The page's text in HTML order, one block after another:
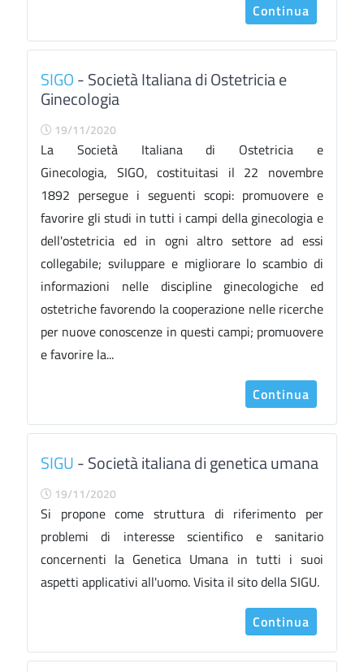
Continua
SIGO- Società Italiana di Ostetricia e
Ginecologia
19/11/2020
La Società Italiana di Ostetricia e
Ginecologia, SIGO, costituitasi il 22 novembre
1892 persegue i seguenti scopi: promuovere e
favorire gli studi in tutti i campi della ginecologia e
dell'ostetricia ed in ogni altro settore ad essi
collegabile; sviluppare e migliorare lo scambio di
informazioni nelle discipline ginecologiche ed
ostetriche favorendo la cooperazione nelle ricerche
per nuove conoscenze in questi campi; promuovere
e favorire la...
Continua
SIGU- Società italiana di genetica umana
19/11/2020
Si propone come struttura di riferimento per
problemi di interesse scientifico e sanitario
concernenti la Genetica Umana in tutti i suoi
aspetti applicativi all'uomo. Visita il sito della SIGU.
Continua